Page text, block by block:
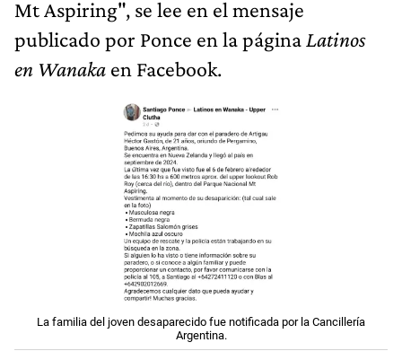
Mt Aspiring", se lee en el mensaje
publicado por Ponce en la página Latinos
en Wanaka en Facebook.
La familia del joven desaparecido fue notificada por la Cancillería
Argentina.